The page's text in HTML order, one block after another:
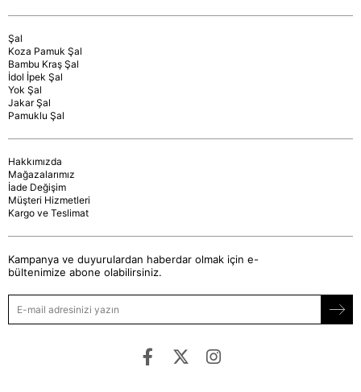
Şal
Koza Pamuk Şal
Bambu Kraş Şal
İdol İpek Şal
Yok Şal
Jakar Şal
Pamuklu Şal
Hakkımızda
Mağazalarımız
İade Değişim
Müşteri Hizmetleri
Kargo ve Teslimat
Kampanya ve duyurulardan haberdar olmak için e-
bültenimize abone olabilirsiniz.